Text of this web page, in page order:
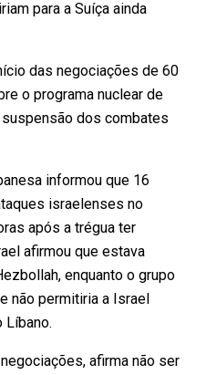
para a Suíça ainda
das negociações de 60
o programa nuclear de
dos combates
informou que 16
israelenses no
após a trégua ter
afirmou que estava
enquanto o grupo
não permitiria a Israel
Líbano.
afirma não ser